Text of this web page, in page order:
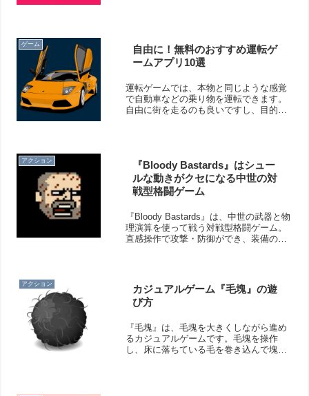
ゲーム
自由に！無料のおすすめ運転ゲ
ームアプリ10選
運転ゲームでは、本物と同じような感覚
で自動車などの乗り物を運転できます。
自由に街を走るのも良いですし、目的を
アクション
『Bloody Bastards』はシュー
ルな動きがクセになる中世の対
戦型格闘ゲーム
『Bloody Bastards』は、中世の武器と物
理演算を使って戦う対戦型格闘ゲーム。
直感操作で攻撃・防御ができ、装備のカ
アクション
カジュアルゲーム『毛塊』の遊
び方
『毛塊』は、毛塊を大きくしながら進め
るカジュアルゲームです。毛塊を操作
し、床に落ちている毛を巻き込んで塊を